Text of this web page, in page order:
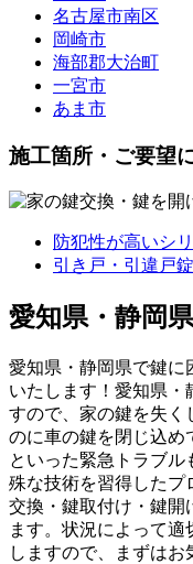
名古屋市南区
岡崎市
海部郡大治町
一宮市
あま市
施工箇所・ご要望
防犯性が高いシ
引き戸・引違戸
愛知県・静岡
愛知県・静岡県で鍵に
いたします！愛知県・
すので、家の鍵を失く
のに車の鍵を閉じ込め
といった緊急トラブ
殊な技術を習得したプ
交換・鍵取付け・鍵開
ます。状況によって
しますので、まずはお